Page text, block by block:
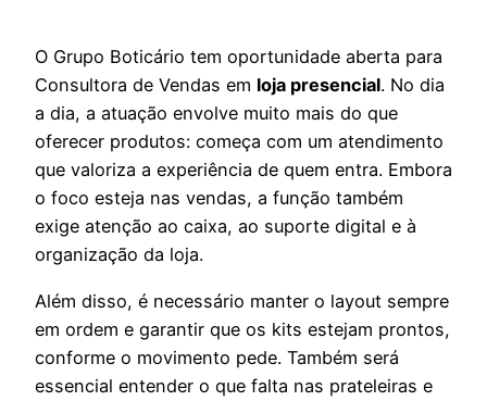
O Grupo Boticário tem oportunidade aberta para
Consultora de Vendas em loja presencial. No dia
a dia, a atuação envolve muito mais do que
oferecer produtos: começa com um atendimento
que valoriza a experiência de quem entra. Embora
o foco esteja nas vendas, a função também
exige atenção ao caixa, ao suporte digital e à
organização da loja.
Além disso, é necessário manter o layout sempre
em ordem e garantir que os kits estejam prontos,
conforme o movimento pede. Também será
essencial entender o que falta nas prateleiras e